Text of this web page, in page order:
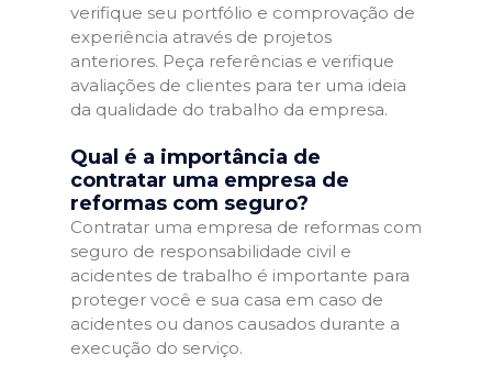
verifique seu portfólio e comprovação de
experiência através de projetos
anteriores. Peça referências e verifique
avaliações de clientes para ter uma ideia
da qualidade do trabalho da empresa.
Qual é a importância de
contratar uma empresa de
reformas com seguro?
Contratar uma empresa de reformas com
seguro de responsabilidade civil e
acidentes de trabalho é importante para
proteger você e sua casa em caso de
acidentes ou danos causados durante a
execução do serviço.